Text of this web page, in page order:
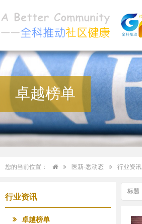
卓越榜单
您的当前位置： 医新-悉动态 行业资讯
行业资讯
卓越榜单